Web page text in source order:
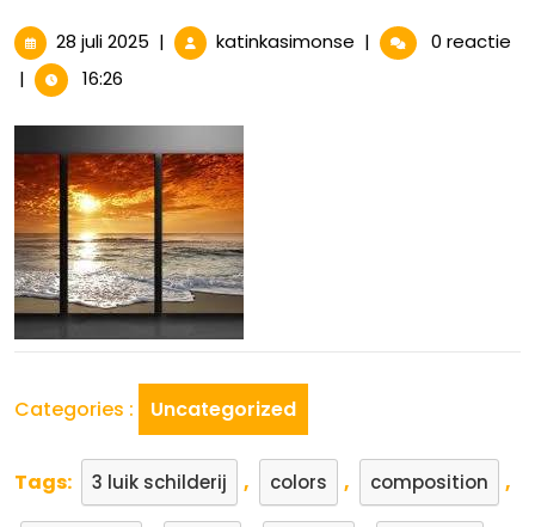
28 juli 2025 28| katinkasimonse Het
Prachtige
|
0 reactie
|
16:26
Categories : Uncategorized
Tags: 3 luik schilderij , colors , composition ,